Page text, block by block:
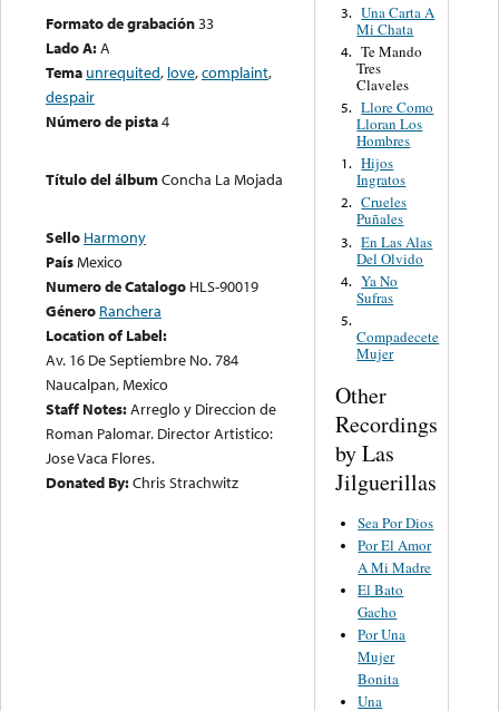
Formato de grabación33
Lado A:A
Tema unrequited, love,complaint,
despair
Número de pista4
Título del álbumConcha La Mojada
Sello Harmony
PaísMexico
Numero de Catalogo HLS-90019
Género Ranchera
Location of Label:
Av. 16 De Septiembre No. 784
Naucalpan, Mexico
Staff Notes:Arreglo y Direccion de
Roman Palomar. Director Artistico:
Jose Vaca Flores.
Donated By:Chris Strachwitz
3. Una Carta A
Mi Chata
4. Te Mando
Tres
Claveles
5. Llore Como
Lloran Los
Hombres
1. Hijos
Ingratos
2. Crueles
Puñales
3. En Las Alas
Del Olvido
4. Ya No
Sufras
5.
Compadecete
Mujer
Other
Recordings
by Las
Jilguerillas
Sea Por Dios
Por El Amor
A Mi Madre
El Bato
Gacho
Por Una
Mujer
Bonita
Una